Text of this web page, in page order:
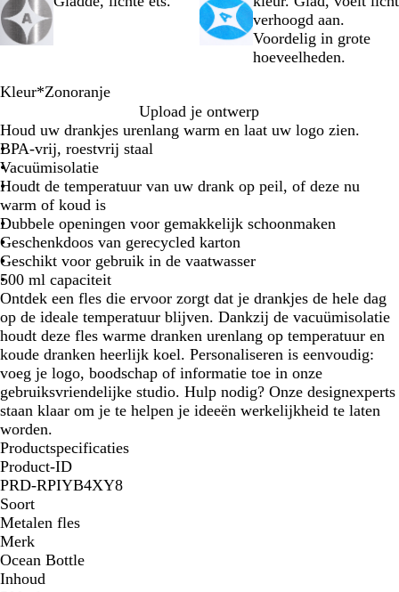
verhoogd aan.
Voordelig in grote
hoeveelheden.
Kleur*Zonoranje
w
a
r
t
c
e
a
a
n
b
l
a
u
w
o
n
o
r
a
n
j
e
a
n
d
s
t
e
e
n
o
s
g
r
o
e
n
t
e
e
n
g
r
i
j
s
e
m
e
l
s
b
l
a
u
w
Upload je ontwerp
Houd uw drankjes urenlang warm en laat uw logo zien.
BPA-vrij, roestvrij staal
Vacuümisolatie
Houdt de temperatuur van uw drank op peil, of deze nu
warm of koud is
Dubbele openingen voor gemakkelijk schoonmaken
Geschenkdoos van gerecycled karton
Geschikt voor gebruik in de vaatwasser
500 ml capaciteit
Ontdek een fles die ervoor zorgt dat je drankjes de hele dag
op de ideale temperatuur blijven. Dankzij de vacuümisolatie
houdt deze fles warme dranken urenlang op temperatuur en
koude dranken heerlijk koel. Personaliseren is eenvoudig:
voeg je logo, boodschap of informatie toe in onze
gebruiksvriendelijke studio. Hulp nodig? Onze designexperts
staan ​​klaar om je te helpen je ideeën werkelijkheid te laten
worden.
Productspecificaties
Product-ID
PRD-RPIYB4XY8
Soort
Metalen fles
Merk
Ocean Bottle
Inhoud